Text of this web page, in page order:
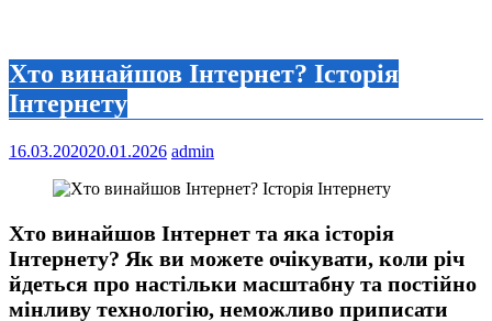
Хто винайшов Інтернет? Історія
Інтернету
16.03.202020.01.2026 admin
Хто винайшов Інтернет та яка історія
Інтернету? Як ви можете очікувати, коли річ
йдеться про настільки масштабну та постійно
мінливу технологію, неможливо приписати